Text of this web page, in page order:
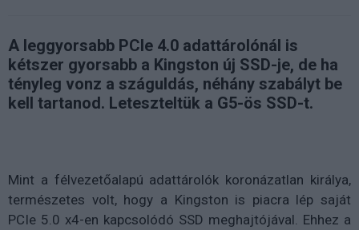
A leggyorsabb PCIe 4.0 adattárolónál is
kétszer gyorsabb a Kingston új SSD-je, de ha
tényleg vonz a száguldás, néhány szabályt be
kell tartanod. Leteszteltük a G5-ös SSD-t.
Mint a félvezetőalapú adattárolók koronázatlan királya,
természetes volt, hogy a Kingston is piacra lép saját
PCIe 5.0 x4-en kapcsolódó SSD meghajtójával. Ehhez a